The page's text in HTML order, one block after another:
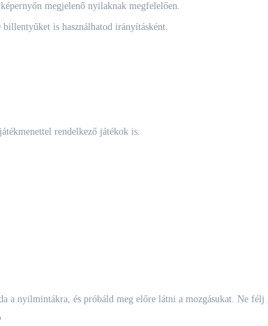
megjelenő nyilaknak megfelelően.
is használhatod irányításként.
rendelkező játékok is.
a nyilmintákra, és próbáld meg előre látni a mozgásukat. Ne